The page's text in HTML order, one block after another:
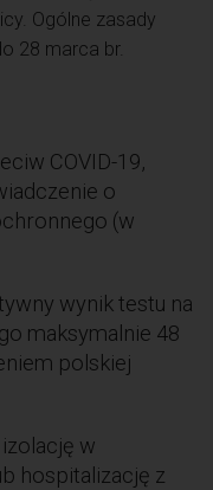
Ogólne zasady
28 marca br.
COVID-19,
o
(w
wynik testu na
maksymalnie 48
polskiej
w
hospitalizację z